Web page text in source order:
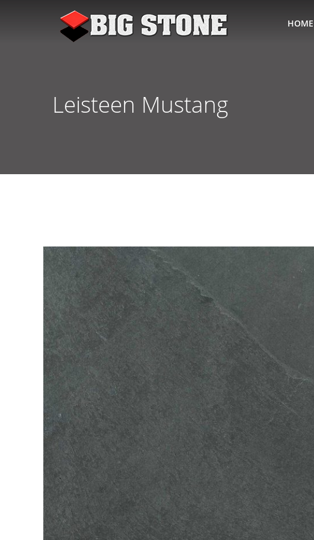
HOME
Leisteen Mustang